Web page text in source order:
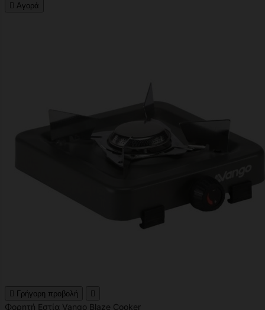
 Αγορά
 Γρήγορη προβολή 
Φορητή Εστία Vango Blaze Cooker